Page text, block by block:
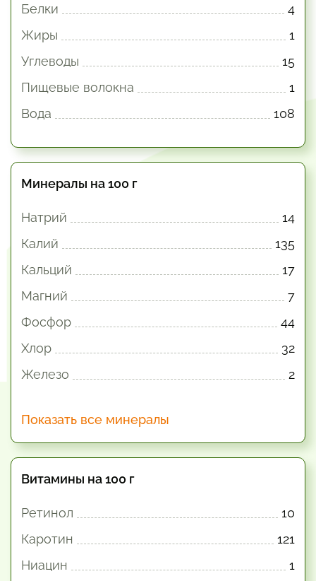
Белки
4
Жиры
1
Углеводы
15
Пищевые волокна
1
Вода
108
Минералы на 100 г
Натрий
14
Калий
135
Кальций
17
Магний
7
Фосфор
44
Хлор
32
Железо
2
Показать все минералы
Витамины на 100 г
Ретинол
10
Каротин
121
Ниацин
1